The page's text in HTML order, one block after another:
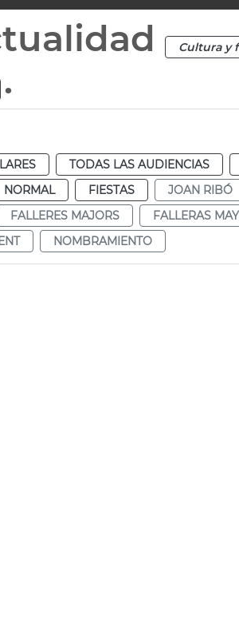
Cultura y
.
TODAS LAS AUDIENCIAS
NORMAL FIESTAS
JOAN RIBÓ
FALLERES MAJORS
FALLERAS
NOMBRAMIENTO